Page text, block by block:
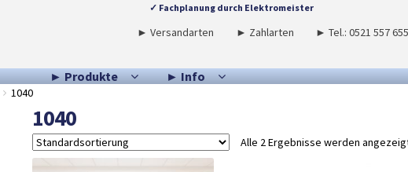
✓ Fachplanung durch Elektromeister
► Versandarten ► Zahlarten ► Tel.: 0521 557
► Produkte ► Info
1040
1040
Alle 2 Ergebnisse werden